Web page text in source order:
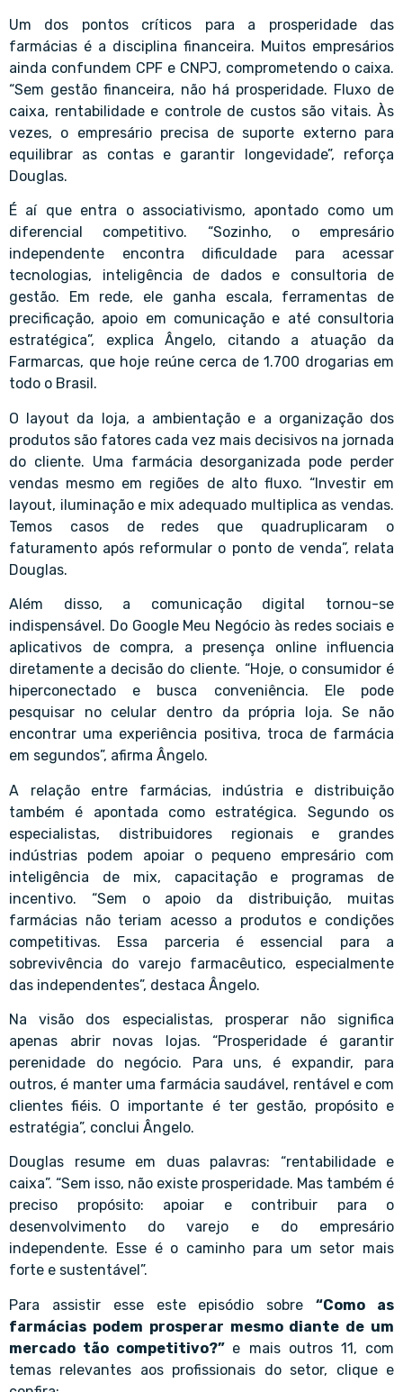
Um dos pontos críticos para a prosperidade das
farmácias é a disciplina financeira. Muitos empresários
ainda confundem CPF e CNPJ, comprometendo o caixa.
“Sem gestão financeira, não há prosperidade. Fluxo de
caixa, rentabilidade e controle de custos são vitais. Às
vezes, o empresário precisa de suporte externo para
equilibrar as contas e garantir longevidade”, reforça
Douglas.
É aí que entra o associativismo, apontado como um
diferencial competitivo. “Sozinho, o empresário
independente encontra dificuldade para acessar
tecnologias, inteligência de dados e consultoria de
gestão. Em rede, ele ganha escala, ferramentas de
precificação, apoio em comunicação e até consultoria
estratégica”, explica Ângelo, citando a atuação da
Farmarcas, que hoje reúne cerca de 1.700 drogarias em
todo o Brasil.
O layout da loja, a ambientação e a organização dos
produtos são fatores cada vez mais decisivos na jornada
do cliente. Uma farmácia desorganizada pode perder
vendas mesmo em regiões de alto fluxo. “Investir em
layout, iluminação e mix adequado multiplica as vendas.
Temos casos de redes que quadruplicaram o
faturamento após reformular o ponto de venda”, relata
Douglas.
Além disso, a comunicação digital tornou-se
indispensável. Do Google Meu Negócio às redes sociais e
aplicativos de compra, a presença online influencia
diretamente a decisão do cliente. “Hoje, o consumidor é
hiperconectado e busca conveniência. Ele pode
pesquisar no celular dentro da própria loja. Se não
encontrar uma experiência positiva, troca de farmácia
em segundos”, afirma Ângelo.
A relação entre farmácias, indústria e distribuição
também é apontada como estratégica. Segundo os
especialistas, distribuidores regionais e grandes
indústrias podem apoiar o pequeno empresário com
inteligência de mix, capacitação e programas de
incentivo. “Sem o apoio da distribuição, muitas
farmácias não teriam acesso a produtos e condições
competitivas. Essa parceria é essencial para a
sobrevivência do varejo farmacêutico, especialmente
das independentes”, destaca Ângelo.
Na visão dos especialistas, prosperar não significa
apenas abrir novas lojas. “Prosperidade é garantir
perenidade do negócio. Para uns, é expandir, para
outros, é manter uma farmácia saudável, rentável e com
clientes fiéis. O importante é ter gestão, propósito e
estratégia”, conclui Ângelo.
Douglas resume em duas palavras: “rentabilidade e
caixa”. “Sem isso, não existe prosperidade. Mas também é
preciso propósito: apoiar e contribuir para o
desenvolvimento do varejo e do empresário
independente. Esse é o caminho para um setor mais
forte e sustentável”.
Para assistir esse este episódio sobre“Como as
farmácias podem prosperar mesmo diante de um
mercado tão competitivo?” e mais outros 11, com
temas relevantes aos profissionais do setor, clique e